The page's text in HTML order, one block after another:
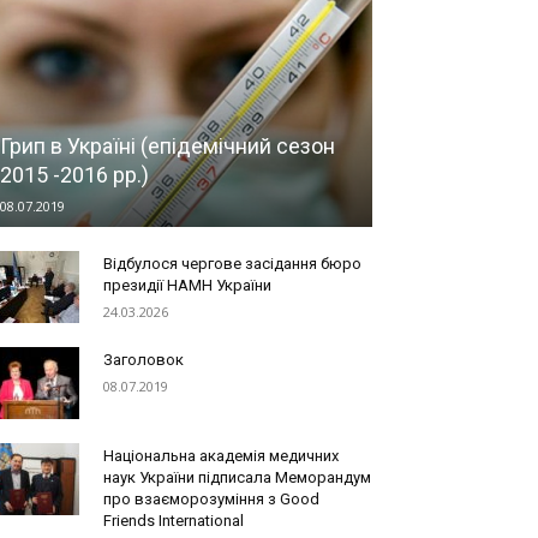
Грип в Україні (епідемічний сезон
2015 -2016 рр.)
08.07.2019
Відбулося чергове засідання бюро
президії НАМН України
24.03.2026
Заголовок
08.07.2019
Національна академія медичних
наук України підписала Меморандум
про взаєморозуміння з Good
Friends International